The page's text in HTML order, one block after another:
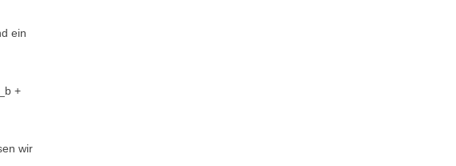
ein
+
wir